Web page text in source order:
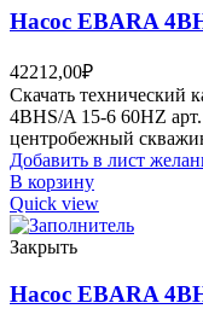
Насос EBARA
42212,00₽
Скачать технический
4BHS/A 15-6 60HZ
центробежный
Добавить в лист
В корзину
Quick view
Закрыть
Насос EBARA